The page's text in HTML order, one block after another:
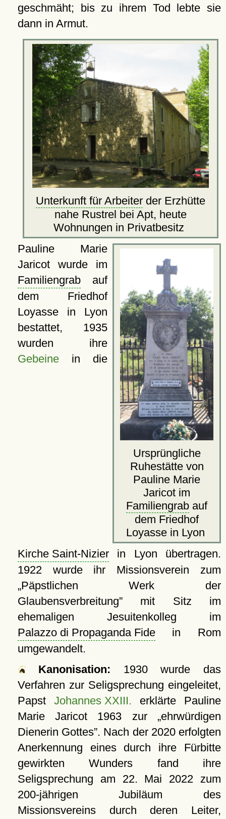
geschmäht; bis zu ihrem Tod lebte sie
dann in Armut.
Unterkunft für Arbeiterder Erzhütte
nahe Rustrel bei Apt, heute
Wohnungen in Privatbesitz
Ursprüngliche
Ruhestätte von
Pauline Marie
Jaricot im
Familiengrab auf
dem Friedhof
Loyasse in Lyon
Pauline Marie
Jaricot wurde im
Familiengrabauf
dem Friedhof
Loyasse in Lyon
bestattet, 1935
wurden ihre
Gebeinein die
Kirche Saint-Nizierin Lyon übertragen.
1922 wurde ihr Missionsverein zum
Päpstlichen Werk der
Glaubensverbreitung mit Sitz im
ehemaligen Jesuitenkolleg im
Palazzo di Propaganda Fidein Rom
umgewandelt.
Kanonisation: 1930 wurde das
Verfahren zur Seligsprechung eingeleitet,
Papst Johannes XXIII. erklärte Pauline
Marie Jaricot 1963 zur
ehrwürdigen
Dienerin Gottes . Nach der 2020 erfolgten
Anerkennung eines durch ihre Fürbitte
gewirkten Wunders fand ihre
Seligsprechung am 22. Mai 2022 zum
200-jährigen Jubiläum des
Missionsvereins durch deren Leiter,